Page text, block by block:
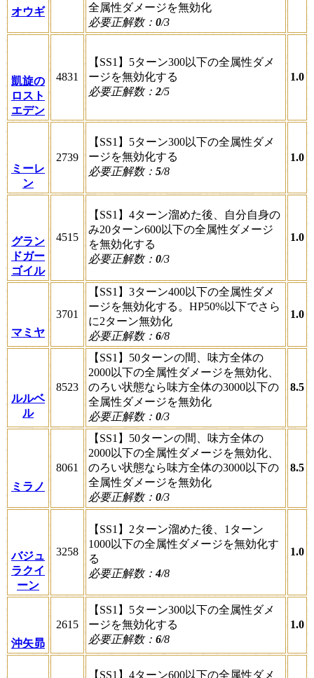
オウギ
全属性ダメージを無効化
必要正解数： 0/3
凱旋の
ロスト
エデン
4831
【SS1】5ターン300以下の全属性ダメ
ージを無効化する
必要正解数： 2/5
1.0
ミーレ
ン
2739
【SS1】5ターン300以下の全属性ダメ
ージを無効化する
必要正解数： 5/8
1.0
グラン
ドガー
ゴイル
4515
【SS1】4ターン溜めた後、自分自身の
み20ターン600以下の全属性ダメージ
を無効化する
必要正解数： 0/3
1.0
マミヤ
3701
【SS1】3ターン400以下の全属性ダメ
ージを無効化する。HP50%以下でさら
に2ターン無効化
必要正解数： 6/8
1.0
ルルベ
ル
8523
【SS1】50ターンの間、味方全体の
2000以下の全属性ダメージを無効化、
のろい状態なら味方全体の3000以下の
全属性ダメージを無効化
必要正解数： 0/3
8.5
ミラノ
8061
【SS1】50ターンの間、味方全体の
2000以下の全属性ダメージを無効化、
のろい状態なら味方全体の3000以下の
全属性ダメージを無効化
必要正解数： 0/3
8.5
バジュ
ラクイ
ーン
3258
【SS1】2ターン溜めた後、1ターン
1000以下の全属性ダメージを無効化す
る
必要正解数：4/8
1.0
沖矢昴
2615
【SS1】5ターン300以下の全属性ダメ
ージを無効化する
必要正解数： 6/8
1.0
【SS1】4ターン600以下の全属性ダメ